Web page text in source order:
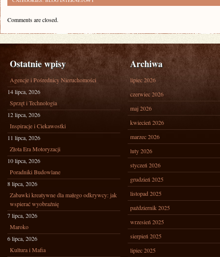
Comments are closed.
Ostatnie wpisy
Agencje i Pośrednicy Nieruchomości
14 lipca, 2026
Sprzęt i Technologia
12 lipca, 2026
Inspiracje i Ciekawostki
11 lipca, 2026
Złota Era Motoryzacji
10 lipca, 2026
Poradniki Budowlane
8 lipca, 2026
Zabawki kreatywne dla małego odkrywcy: jak
wspierać wyobraźnię
7 lipca, 2026
Maroko
6 lipca, 2026
Kultura i Mafia
Archiwa
lipiec 2026
czerwiec 2026
maj 2026
kwiecień 2026
marzec 2026
luty 2026
styczeń 2026
grudzień 2025
listopad 2025
październik 2025
wrzesień 2025
sierpień 2025
lipiec 2025